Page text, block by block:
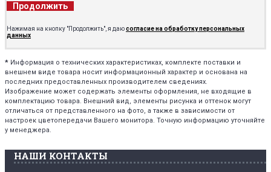
Продолжить
Нажимая на кнопку "Продолжить", я даюсогласие на обработку персональных
данных
* Информация о технических характеристиках, комплекте поставки и
внешнем виде товара носит информационный характер и основана на
последних предоставленных производителем сведениях.
Изображение может содержать элементы оформления, не входящие в
комплектацию товара. Внешний вид, элементы рисунка и оттенок могут
отличаться от представленного на фото, а также в зависимости от
настроек цветопередачи Вашего монитора. Точную информацию уточняйте
у менеджера.
НАШИ КОНТАКТЫ